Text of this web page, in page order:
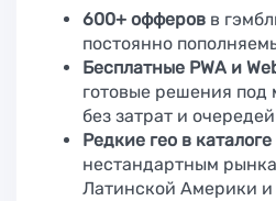
600+ офферов в
постоянно
Бесплатные PWA и
готовые решения под
без затрат и очередей
Редкие гео в каталоге
нестандартным
Латинской Америки